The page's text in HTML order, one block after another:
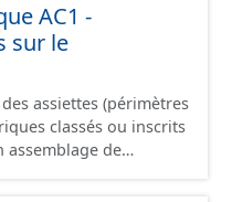
de refoulement,
...).
AC1 -
sur le
assiettes (périmètres
classés ou inscrits
assemblage de